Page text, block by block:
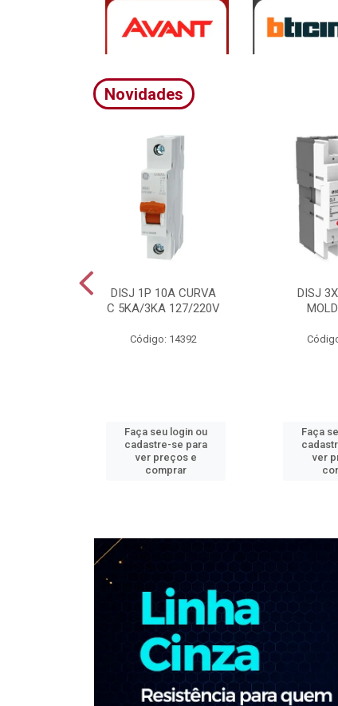
Novidades
DISJ 1P 10A CURVA
C 5KA/3KA 127/220V
Código: 14392
Faça seu login ou
cadastre-se para
ver preços e
comprar
DISJ
Faça
ver